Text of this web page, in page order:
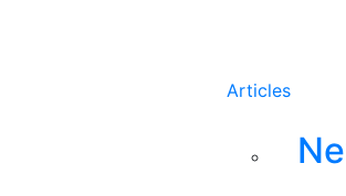
Articles